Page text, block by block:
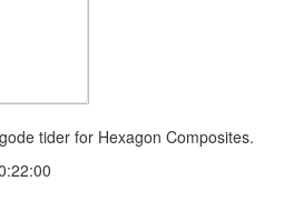
tider for Hexagon Composites.